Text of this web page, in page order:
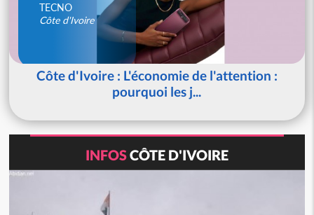
TECNO
Côte d'Ivoire
Côte d'Ivoire : L'économie de l'attention :
pourquoi les j...
INFOSCÔTE D'IVOIRE